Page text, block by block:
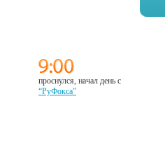
проснулся, начал день с
“РуФокса”